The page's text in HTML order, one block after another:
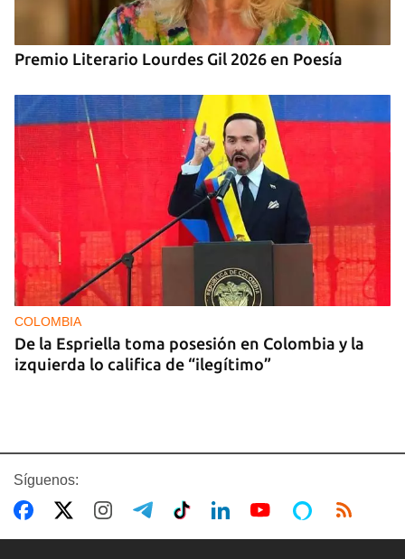
Premio Literario Lourdes Gil 2026 en Poesía
COLOMBIA
De la Espriella toma posesión en Colombia y la
izquierda lo califica de “ilegítimo”
Síguenos: